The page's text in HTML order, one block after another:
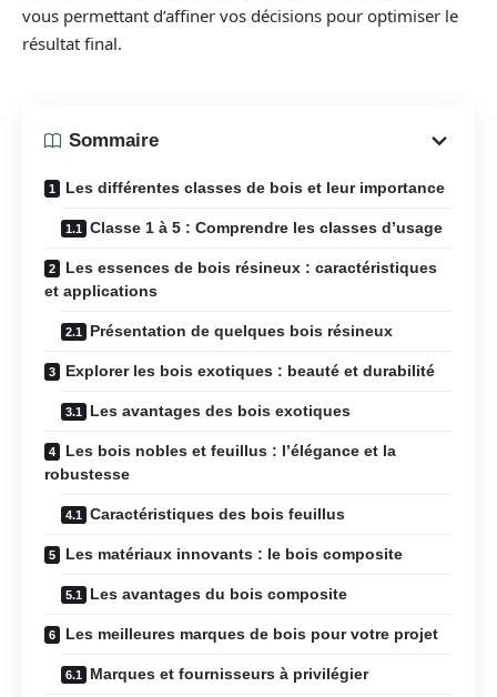
vous permettant d’affiner vos décisions pour optimiser le
résultat final.
Sommaire
Les différentes classes de bois et leur importance
Classe 1 à 5 : Comprendre les classes d’usage
Les essences de bois résineux : caractéristiques
et applications
Présentation de quelques bois résineux
Explorer les bois exotiques : beauté et durabilité
Les avantages des bois exotiques
Les bois nobles et feuillus : l’élégance et la
robustesse
Caractéristiques des bois feuillus
Les matériaux innovants : le bois composite
Les avantages du bois composite
Les meilleures marques de bois pour votre projet
Marques et fournisseurs à privilégier